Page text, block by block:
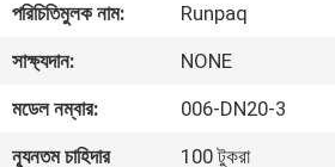
আমাদের
পরিচিতিমুলক নাম:
Runpaq
সাক্ষ্যদান:
NONE
মডেল নম্বার:
006-DN20-3
ন্যূনতম চাহিদার
100 টুকরা